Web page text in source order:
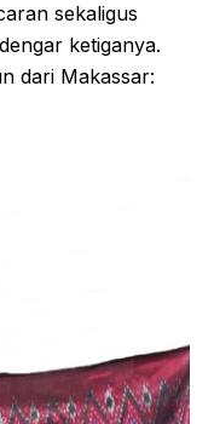
sekaligus
ketiganya.
dari Makassar: